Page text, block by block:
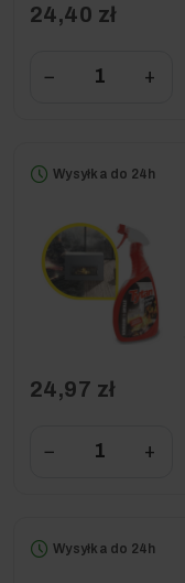
24,40 zł
− +
Wysyłka do 24h
24,97 zł
− +
Wysyłka do 24h